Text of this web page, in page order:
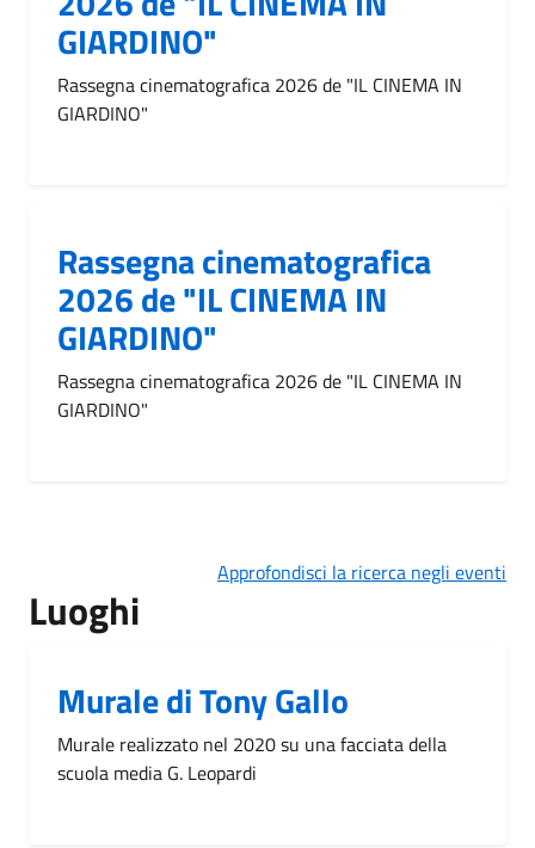
GIARDINO"
Rassegna cinematografica 2026 de "IL CINEMA IN
GIARDINO"
Rassegna cinematografica
2026 de "IL CINEMA IN
GIARDINO"
Rassegna cinematografica 2026 de "IL CINEMA IN
GIARDINO"
Approfondisci la ricerca negli eventi
Luoghi
Murale di Tony Gallo
Murale realizzato nel 2020 su una facciata della
scuola media G. Leopardi